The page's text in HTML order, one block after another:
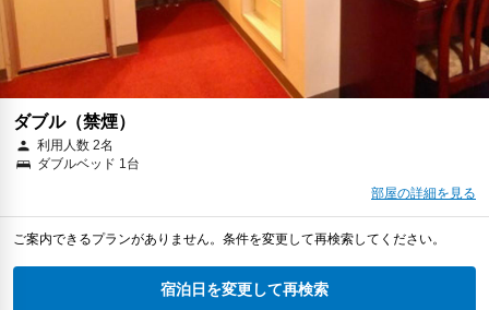
ダブル（禁煙）
利用人数 2名
ダブルベッド 1台
部屋の詳細を見る
ご案内できるプランがありません。条件を変更して再検索してください。
宿泊日を変更して再検索